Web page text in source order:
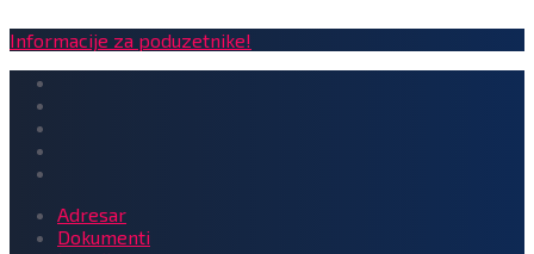
Informacije za poduzetnike!
Adresar
Dokumenti